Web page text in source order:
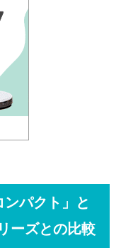
ンパクト」と
ーズとの比較